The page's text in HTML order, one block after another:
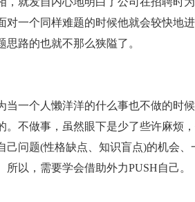
对一个同样难题的时候他就会较快地
路的也就不那么狭隘了。
一个人懒洋洋的什么事也不做的时
不做事，虽然眼下是少了些许麻烦
问题(性格缺点、知识盲点)的机会、
以，需要学会借助外力PUSH自己。